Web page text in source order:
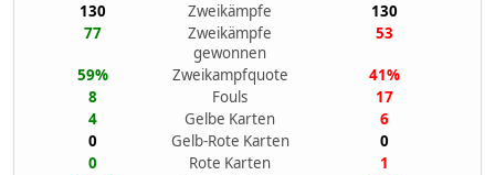
130
Zweikämpfe
130
77
Zweikämpfe
gewonnen
53
59% Zweikampfquote
41%
8
Fouls
17
4
Gelbe Karten
6
0
Gelb-Rote Karten
0
0
Rote Karten
1